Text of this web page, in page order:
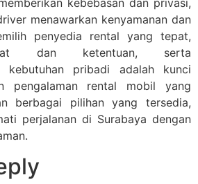
menawarkan kenyamanan dan
penyedia rental yang tepat,
dan ketentuan, serta
kebutuhan pribadi adalah kunci
pengalaman rental mobil yang
berbagai pilihan yang tersedia,
perjalanan di Surabaya dengan